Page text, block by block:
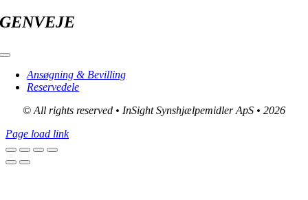
GENVEJE
Toggle
NavigationAnsøgning & Bevilling
Reservedele
© All rights reserved • InSight Synshjælpemidler ApS • 2026
Page load link